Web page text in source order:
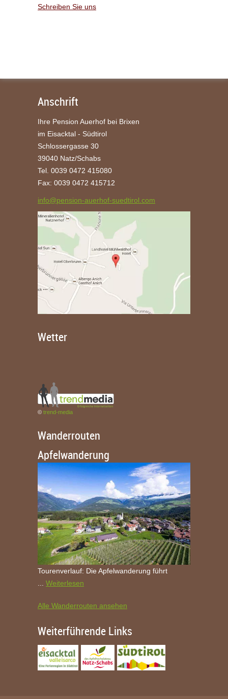
Schreiben Sie uns
Anschrift
Ihre Pension Auerhof bei Brixen
im Eisacktal - Südtirol
Schlossergasse 30
39040 Natz/Schabs
Tel. 0039 0472 415080
Fax: 0039 0472 415712
info@pension-auerhof-suedtirol.com
Wetter
© trend-media
Wanderrouten
Apfelwanderung
Tourenverlauf: Die Apfelwanderung führt
Weiterlesen
Alle Wanderrouten ansehen
Weiterführende Links